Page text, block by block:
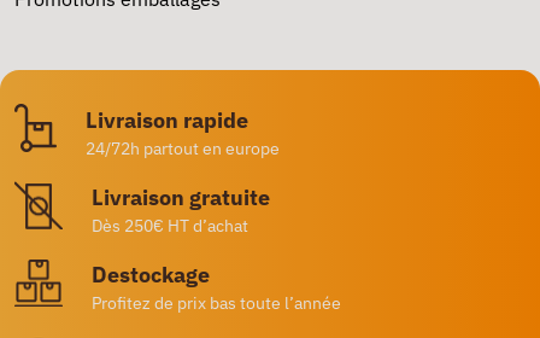
Livraison rapide
24/72h partout en europe
Livraison gratuite
Dès 250€ HT d’achat
Destockage
Profitez de prix bas toute l’année